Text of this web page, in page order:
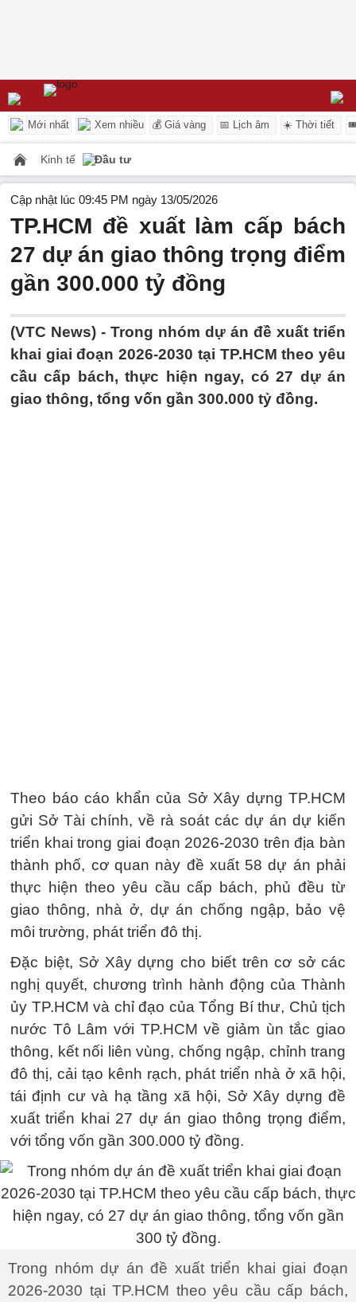
Mới nhất Xem nhiều 💰 Giá vàng 📅 Lịch âm ☀️ Thời tiết
Kinh tế Đầu tư
Cập nhật lúc 09:45 PM ngày 13/05/2026
TP.HCM đề xuất làm cấp bách
27 dự án giao thông trọng điểm
gần 300.000 tỷ đồng
(VTC News) - Trong nhóm dự án đề xuất triển
khai giai đoạn 2026-2030 tại TP.HCM theo yêu
cầu cấp bách, thực hiện ngay, có 27 dự án
giao thông, tổng vốn gần 300.000 tỷ đồng.
Theo báo cáo khẩn của Sở Xây dựng TP.HCM
gửi Sở Tài chính, về rà soát các dự án dự kiến
triển khai trong giai đoạn 2026-2030 trên địa bàn
thành phố, cơ quan này đề xuất 58 dự án phải
thực hiện theo yêu cầu cấp bách, phủ đều từ
giao thông, nhà ở, dự án chống ngập, bảo vệ
môi trường, phát triển đô thị.
Đặc biệt, Sở Xây dựng cho biết trên cơ sở các
nghị quyết, chương trình hành động của Thành
ủy TP.HCM và chỉ đạo của Tổng Bí thư, Chủ tịch
nước Tô Lâm với TP.HCM về giảm ùn tắc giao
thông, kết nối liên vùng, chống ngập, chỉnh trang
đô thị, cải tạo kênh rạch, phát triển nhà ở xã hội,
tái định cư và hạ tầng xã hội, Sở Xây dựng đề
xuất triển khai 27 dự án giao thông trọng điểm,
với tổng vốn gần 300.000 tỷ đồng.
Trong nhóm dự án đề xuất triển khai giai đoạn
2026-2030 tại TP.HCM theo yêu cầu cấp bách,